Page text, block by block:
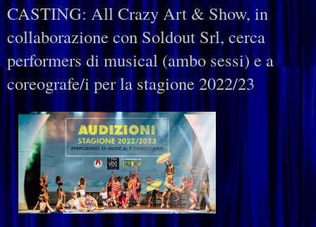
CASTING: All Crazy Art & Show, in
collaborazione con Soldout Srl, cerca
performers di musical (ambo sessi) e a
coreografe/i per la stagione 2022/23